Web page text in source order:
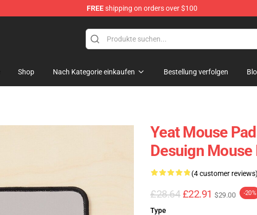
FREEshipping on orders over $100
Shop Nach Kategorie einkaufen Bestellung verfolgen
Yeat Mouse
Desuign Mouse
(4 customer reviews)
£28.64 £22.91 $29.00 -20%
Type